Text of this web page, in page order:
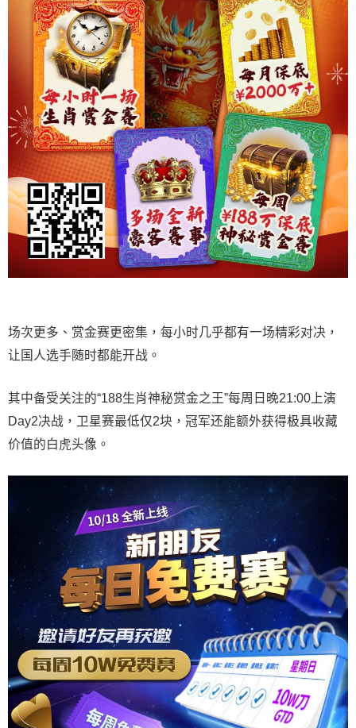
场次更多、赏金赛更密集，每小时几乎都有一场精彩对决，
让国人选手随时都能开战。
其中备受关注的“188生肖神秘赏金之王”每周日晚21:00上演
Day2决战，卫星赛最低仅2块，冠军还能额外获得极具收藏
价值的白虎头像。